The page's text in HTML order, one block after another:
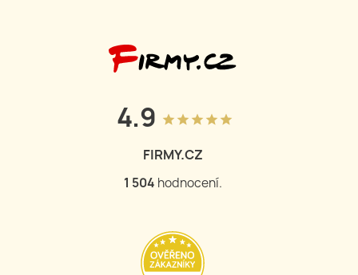
4.9 grade grade grade grade grade
FIRMY.CZ
1 504 hodnocení.